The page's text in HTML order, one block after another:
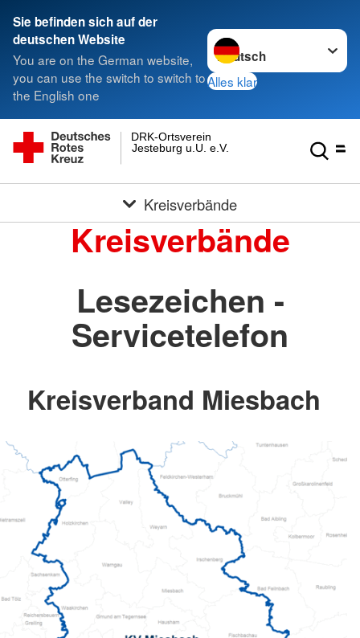
Sie befinden sich auf der
deutschen Website
You are on the German website,
you can use the switch to switch to
the English one
Sprache wechseln zu
Alles klar
Jesteburg u.U. e.V.
DRK-Ortsverein
Kreisverbände
Kreisverbände
Lesezeichen -
Servicetelefon
Kreisverband Miesbach